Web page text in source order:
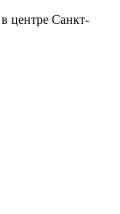
центре Санкт-